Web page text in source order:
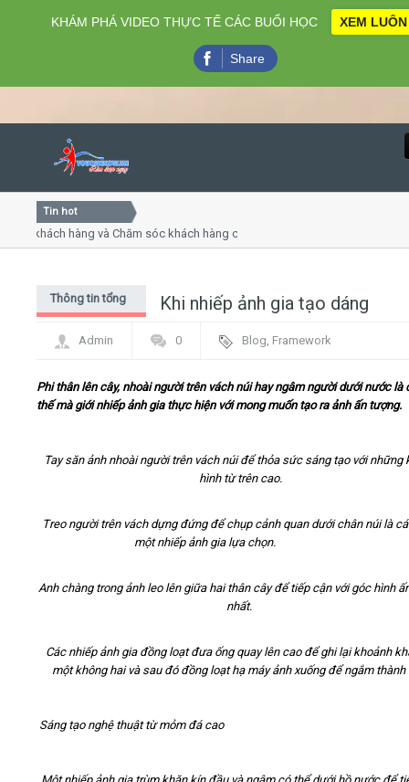
Close
Home
Lịch khai giảng
Liên hệ - Đăng ký
Tìm kiếm
Tin hot
hàng và Chăm sóc khách hàng chuyên nghiệp
Khi nhiếp ảnh gia tạo dáng
Thông tin tổng
Admin
0 Blog, Framework
Phi thân lên cây, nhoài người trên vách núi hay ngâm người dưới nước là
thế mà giới nhiếp ảnh gia thực hiện với mong muốn tạo ra ảnh ấn tượng.
Tay săn ảnh nhoài người trên vách núi để thỏa sức sáng tạo với những
hình từ trên cao.
Treo người trên vách dựng đứng để chụp cảnh quan dưới chân núi là
một nhiếp ảnh gia lựa chọn.
Anh chàng trong ảnh leo lên giữa hai thân cây để tiếp cận với góc hình
nhất.
Các nhiếp ảnh gia đồng loạt đưa ống quay lên cao để ghi lại khoảnh
một không hai và sau đó đồng loạt hạ máy ảnh xuống để ngắm thành
Sáng tạo nghệ thuật từ mỏm đá
KHÁM PHÁ VIDEO THỰC TẾ CÁC BUỔI HỌC XEM LUÔN
Share